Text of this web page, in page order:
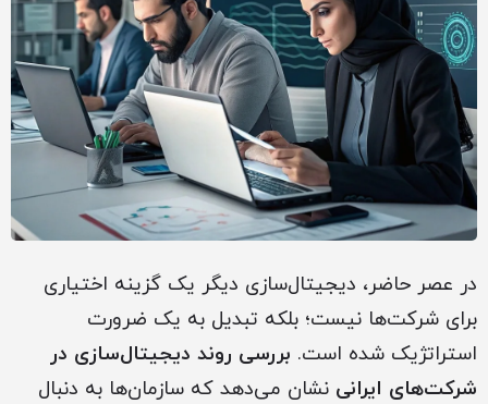
در عصر حاضر، دیجیتال‌سازی دیگر یک گزینه اختیاری
برای شرکت‌ها نیست؛ بلکه تبدیل به یک ضرورت
استراتژیک شده است. بررسی روند دیجیتال‌سازی در
شرکت‌های ایرانی نشان می‌دهد که سازمان‌ها به دنبال